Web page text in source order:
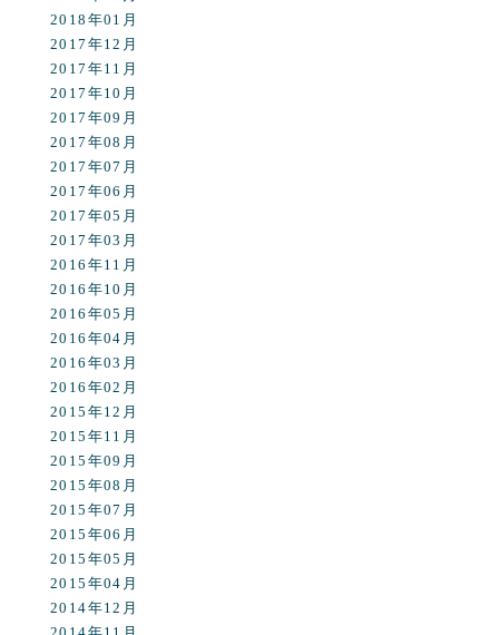
2018年01月
2017年12月
2017年11月
2017年10月
2017年09月
2017年08月
2017年07月
2017年06月
2017年05月
2017年03月
2016年11月
2016年10月
2016年05月
2016年04月
2016年03月
2016年02月
2015年12月
2015年11月
2015年09月
2015年08月
2015年07月
2015年06月
2015年05月
2015年04月
2014年12月